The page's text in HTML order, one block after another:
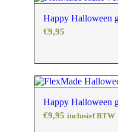
Happy Halloween
€9,95
Happy Halloween
€9,95 inclusief BTW